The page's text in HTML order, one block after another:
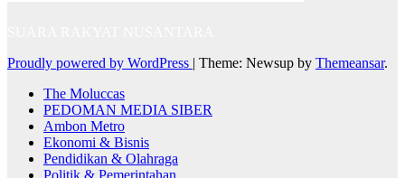
Proudly powered by WordPress | Theme: Newsup by Themeansar.
The Moluccas
PEDOMAN MEDIA SIBER
Ambon Metro
Ekonomi & Bisnis
Pendidikan & Olahraga
Politik & Pemerintahan